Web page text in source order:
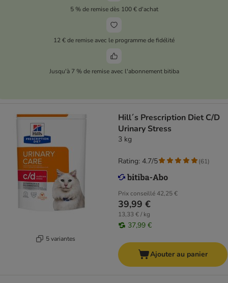
5 % de remise dès 100 € d'achat
12 € de remise avec le programme de fidélité
Jusqu'à 7 % de remise avec l'abonnement bitiba
5 variantes
Hill´s Prescription Diet C/D
Urinary Stress
3 kg
Prix conseillé42,25 €
39,99 €
13,33 € / kg
37,99 €
Rating: 4.7/5 (61)
Ajouter au panier